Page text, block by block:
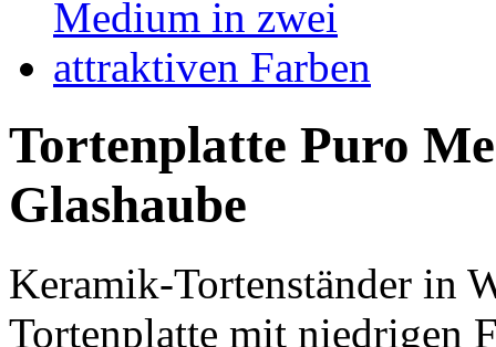
Tortenplatte Puro
Glashaube
Keramik-Tortenständer in
Tortenplatte mit niedrigen